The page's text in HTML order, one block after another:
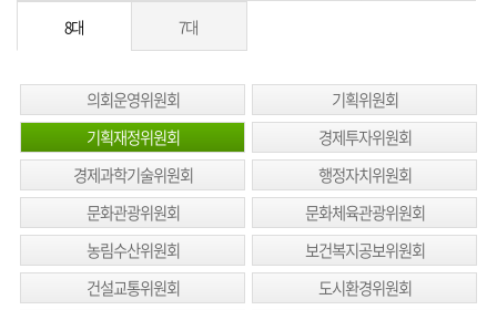
송
방
송
정
8대 7대
의회운영위원회
기획위원회
기획재정위원회
경제투자위원회
경제과학기술위원회
행정자치위원회
문화관광위원회
문화체육관광위원회
농림수산위원회
보건복지공보위원회
건설교통위원회
도시환경위원회